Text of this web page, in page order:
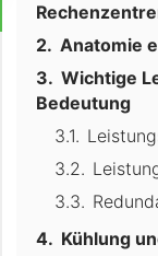
Anatomie
Wichtige
Bedeutung
Kühlung